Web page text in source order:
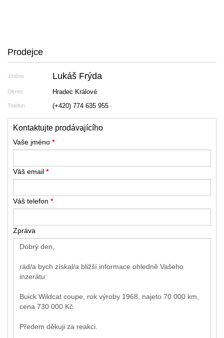
Prodejce
Jméno Lukáš Frýda
Okres Hradec Králové
Telefon (+420) 774 635 955
Kontaktujte prodávajícího
Vaše jméno *
Váš email *
Váš telefon *
Zpráva